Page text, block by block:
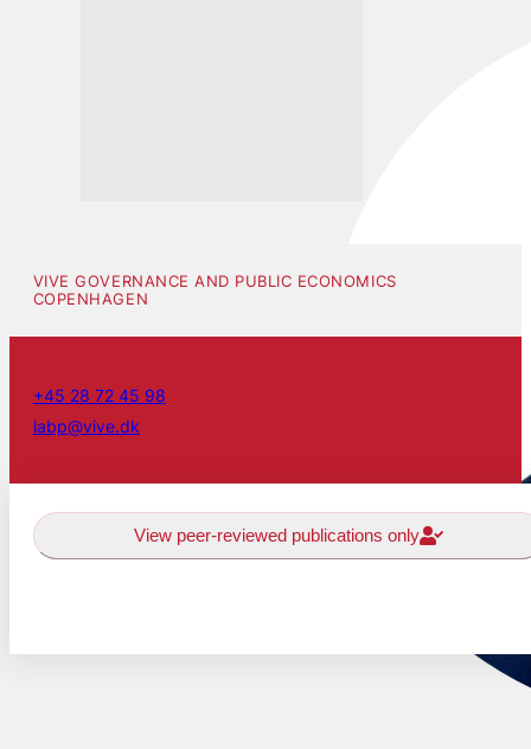
VIVE GOVERNANCE AND PUBLIC ECONOMICS
COPENHAGEN
+45 28 72 45 98
labp@vive.dk
View peer-reviewed publications only